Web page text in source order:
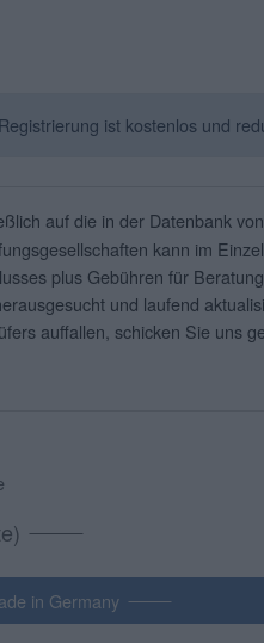
ist kostenlos und
auf die in der Datenbank
kann im
plus Gebühren für
und laufend
auffallen, schicken Sie uns
in Germany